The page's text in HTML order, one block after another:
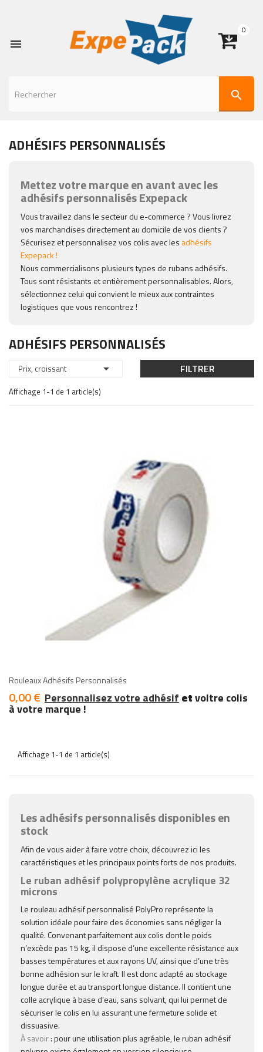

0
search
ADHÉSIFS PERSONNALISÉS
Mettez votre marque en avant avec les
adhésifs personnalisés Expepack
Vous travaillez dans le secteur du e-commerce ? Vous livrez
vos marchandises directement au domicile de vos clients ?
Sécurisez et personnalisez vos colis avec les adhésifs
Expepack!
Nous commercialisons plusieurs types de rubans adhésifs.
Tous sont résistants et entièrement personnalisables. Alors,
sélectionnez celui qui convient le mieux aux contraintes
logistiques que vous rencontrez !
ADHÉSIFS PERSONNALISÉS
Prix, croissant  FILTRER
Affichage 1-1 de 1 article(s)
Rouleaux Adhésifs Personnalisés
0,00 € Prix
Personnalisez votre adhésif etvoltre colis
à votre marque !
Affichage 1-1 de 1 article(s)
Les adhésifs personnalisés disponibles en
stock
Afin de vous aider à faire votre choix, découvrez ici les
caractéristiques et les principaux points forts de nos produits.
Le ruban adhésif polypropylène acrylique 32
microns
Le rouleau adhésif personnalisé PolyPro représente la
solution idéale pour faire des économies sans négliger la
qualité. Convenant parfaitement aux colis dont le poids
n’excède pas 15 kg, il dispose d’une excellente résistance aux
basses températures et aux rayons UV, ainsi que d’une très
bonne adhésion sur le kraft. Il est donc adapté au stockage
longue durée et au transport longue distance. Il contient une
colle acrylique à base d’eau, sans solvant, qui lui permet de
sécuriser le colis en lui assurant une fermeture solide et
dissuasive.
À savoir: pour une utilisation plus agréable, le ruban adhésif